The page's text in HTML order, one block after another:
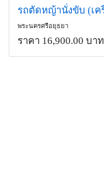
พระนครศรีอยุธยา
ราคา 16,900.00 บาท